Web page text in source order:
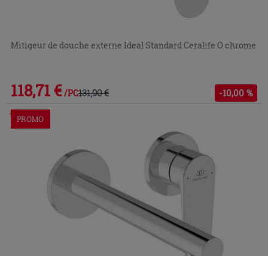
Mitigeur de douche externe Ideal Standard Ceralife O chrome
118,71 € /PC131,90 € -10,00 %
Commandable en magasin ou via le service client
PROMO